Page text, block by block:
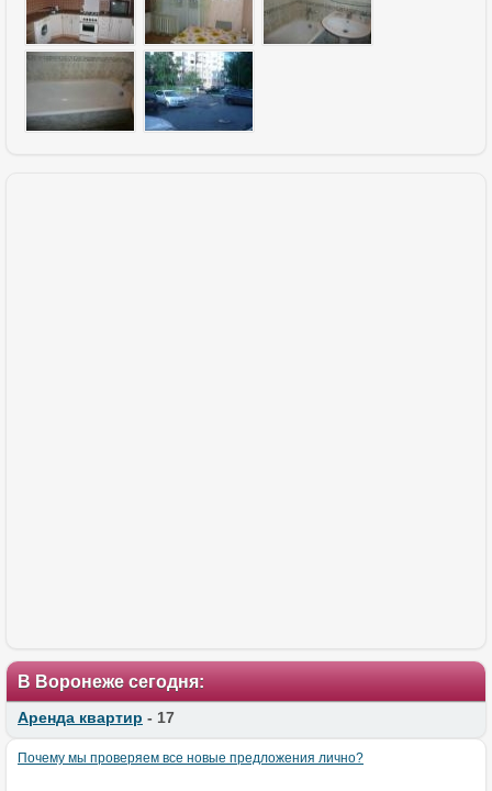
В Воронеже сегодня:
Аренда квартир - 17
Почему мы проверяем все новые предложения лично?